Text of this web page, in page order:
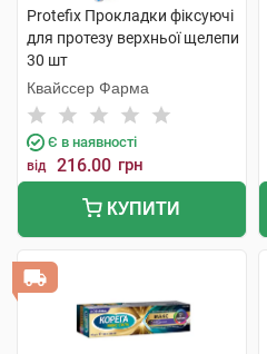
Protefix Прокладки фіксуючі
для протезу верхньої щелепи
30 шт
Квайссер Фарма
Є в наявності
від 216.00 грн
КУПИТИ